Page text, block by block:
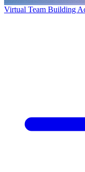
Virtual Team Building